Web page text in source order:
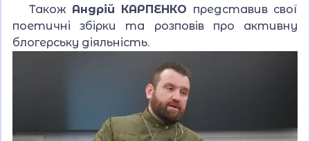
Також Андрій КАРПЕНКО представив свої
поетичні збірки та розповів про активну
блогерську діяльність.